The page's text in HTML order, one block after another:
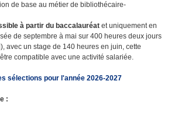
de base au métier de bibliothécaire-
à partir du baccalauréat et uniquement en
de septembre à mai sur 400 heures deux jours
avec un stage de 140 heures en juin, cette
compatible avec une activité salariée.
sélections pour l'année 2026-2027
: